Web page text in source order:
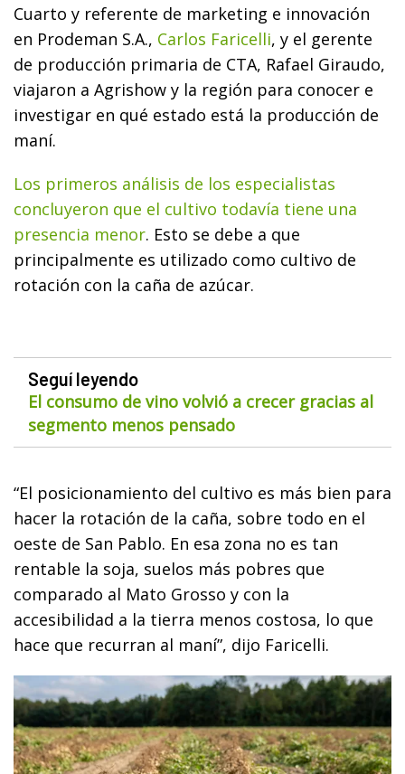
Cuarto y referente de marketing e innovación
en Prodeman S.A., Carlos Faricelli, y el gerente
de producción primaria de CTA, Rafael Giraudo,
viajaron a Agrishow y la región para conocer e
investigar en qué estado está la producción de
maní.
Los primeros análisis de los especialistas
concluyeron que el cultivo todavía tiene una
presencia menor. Esto se debe a que
principalmente es utilizado como cultivo de
rotación con la caña de azúcar.
Seguí leyendo
El consumo de vino volvió a crecer gracias al
segmento menos pensado
“El posicionamiento del cultivo es más bien para
hacer la rotación de la caña, sobre todo en el
oeste de San Pablo. En esa zona no es tan
rentable la soja, suelos más pobres que
comparado al Mato Grosso y con la
accesibilidad a la tierra menos costosa, lo que
hace que recurran al maní”, dijo Faricelli.